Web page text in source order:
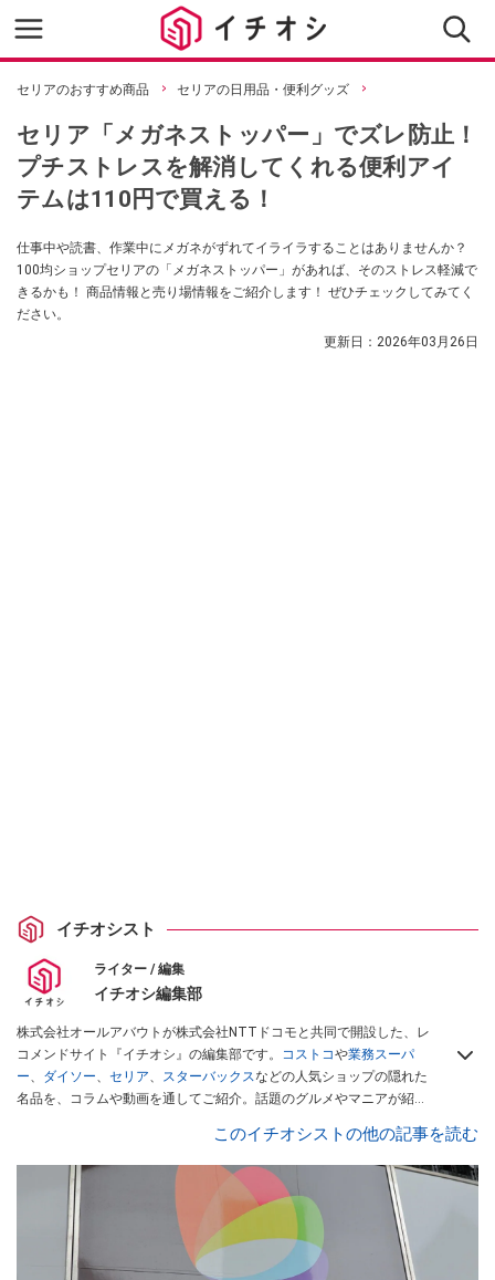
セリアのおすすめ商品 セリアの日用品・便利グッズ
セリア「メガネストッパー」でズレ防止！
プチストレスを解消してくれる便利アイ
テムは110円で買える！
仕事中や読書、作業中にメガネがずれてイライラすることはありませんか？
100均ショップセリアの「メガネストッパー」があれば、そのストレス軽減で
きるかも！ 商品情報と売り場情報をご紹介します！ ぜひチェックしてみてく
ださい。
更新日： 2026年03月26日
イチオシスト
ライター / 編集
イチオシ編集部
株式会社オールアバウトが株式会社NTTドコモと共同で開設した、レ
コメンドサイト『イチオシ』の編集部です。 コストコや業務スーパ
ー、 ダイソー、 セリア、 スターバックスなどの人気ショップの隠れた
名品を、コラムや動画を通してご紹介。話題のグルメやマニアが紹介
インフルエンサーが実際に使用してレビューしています。毎日トレン
ド情報をお届けしているので、ぜひGoogleニュースでフォローしてく
このイチオシストの他の記事を読む